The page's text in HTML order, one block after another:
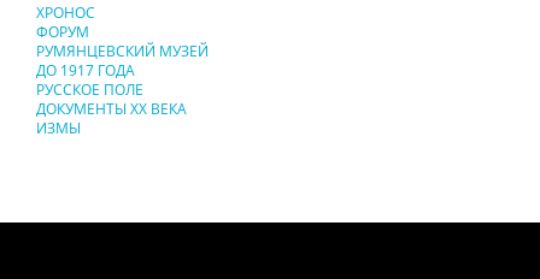
ХРОНОС
ФОРУМ
РУМЯНЦЕВСКИЙ МУЗЕЙ
ДО 1917 ГОДА
РУССКОЕ ПОЛЕ
ДОКУМЕНТЫ XX ВЕКА
ИЗМЫ